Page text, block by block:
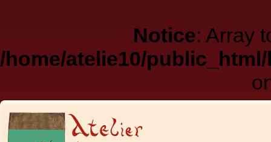
Notice: Array
/home/atelie10/